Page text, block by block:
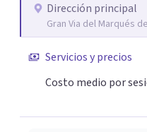
Dirección principal
Gran Via del Marqués
Servicios y precios
Costo medio por